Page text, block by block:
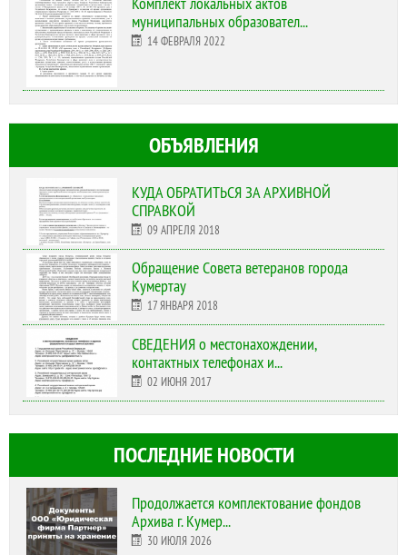
Комплект локальных актов
муниципальных образовател...
14 ФЕВРАЛЯ 2022
ОБЪЯВЛЕНИЯ
КУДА ОБРАТИТЬСЯ ЗА АРХИВНОЙ
СПРАВКОЙ
09 АПРЕЛЯ 2018
Обращение Совета ветеранов города
Кумертау
17 ЯНВАРЯ 2018
СВЕДЕНИЯ о местонахождении,
контактных телефонах и...
02 ИЮНЯ 2017
ПОСЛЕДНИЕ НОВОСТИ
Продолжается комплектование фондов
Архива г. Кумер...
30 ИЮЛЯ 2026